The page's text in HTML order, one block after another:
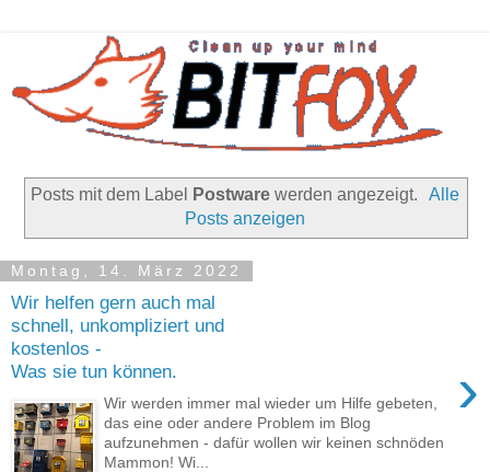
Posts mit dem Label Postwarewerden angezeigt.
Alle
Posts anzeigen
Montag, 14. März 2022
Wir helfen gern auch mal
schnell, unkompliziert und
kostenlos -
Was sie tun können.
›
Wir werden immer mal wieder um Hilfe gebeten,
das eine oder andere Problem im Blog
aufzunehmen - dafür wollen wir keinen schnöden
Mammon! Wi...